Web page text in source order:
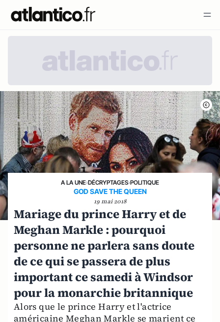
A LA UNE›DÉCRYPTAGES›POLITIQUE
GOD SAVE THE QUEEN
19 mai 2018
Mariage du prince Harry et de
Meghan Markle : pourquoi
personne ne parlera sans doute
de ce qui se passera de plus
important ce samedi à Windsor
pour la monarchie britannique
Alors que le prince Harry et l'actrice
américaine Meghan Markle se marient ce